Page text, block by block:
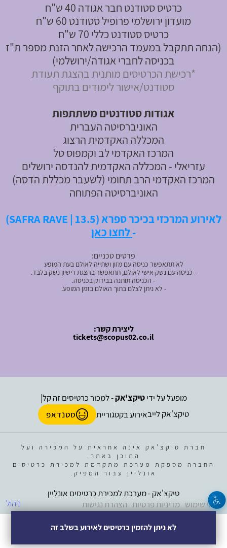
כרטיס סטודנט חבר אגודה 40 ש"ח
מועדון ירושלמי פרופיל סטודנט 60 ש"ח
כרטיס סטודנט כללי 70 ש"ח
(הנחה תתקבל במעמד הרכישה לאחר הזנת מספר ת"ז
בכניסה לחברי אגודה/ירושלמי)
*רכישת הכרטיסים מותנית בהצגת תעודת
סטודנט/אישור לימודים בתוקף
אגודות סטודנטים משתתפות
האוניברסיטה העברית
המכללה האקדמית הרצוג
המרכז האקדמי לב וקמפוס טל
עזריאלי - המכללה האקדמית להנדסה ירושלים
המרכז האקדמי הרב תחומי (לשעבר מכללת הדסה)
האוניברסיטה הפתוחה
לאירוע המרכזי בכיכר ספרא (SAFRA RAVE | 13.5)
-לחצו כאן
פרטים טכניים:
לא תתאפשר כניסה עם מזון ושתייה לאולם בעת המופע
- כניסה עם נשק אישי לאולם, תתאפשר בהצגת רישיון נשק בלבד.
- הכניסה תותנה בבידוק בכניסה.
- לא ניתן לצלם בתוך האולם בזמן המופע.
ליצירת קשר:
tickets@scopus02.co.il
מופעל על ידיטיקצ'אק- למכור כרטיסים זה קל
טיקצ'אק לייבאירוע בקטגוריית סטנדאפ
חברת טיקצ'אק אינה אחראית על המכירה ועל
התוכן באתר.
החברה מספקת מערכת מתקדמת למכירת כרטיסים
אונליין עבור המפיק.
ניהול
טיקצ'אק - מערכת למכירת כרטיסים אונליין
תנאי שימוש מדיניות פרטיות הצהרת נגישות
לא ניתן להזמין כרטיסים לאירוע בשלב זה